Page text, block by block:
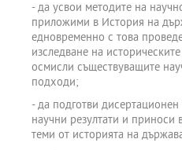
- да усвои методите на
приложими в История на
едновременно с това
изследване на
осмисли съществуващите
подходи;
- да подготви
научни резултати и приноси
теми от историята на